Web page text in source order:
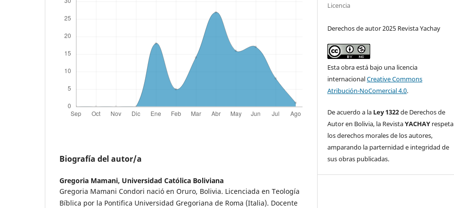
Biografía del autor/a
Gregoria Mamani, Universidad Católica Boliviana
Gregoria Mamani Condori nació en Oruro, Bolivia. Licenciada en Teología
Bíblica por la Pontifica Universidad Gregoriana de Roma (Italia). Docente
Licencia
Derechos de autor 2025 Revista Yachay
Esta obra está bajo una licencia
internacionalCreative Commons
Atribución-NoComercial 4.0.
De acuerdo a la Ley 1322de Derechos de
Autor en Bolivia, la RevistaYACHAY respeta
los derechos morales de los autores,
amparando la parternidad e integridad de
sus obras publicadas.